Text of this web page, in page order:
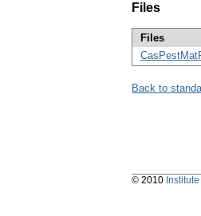
Files
Files
Back to
© 2010